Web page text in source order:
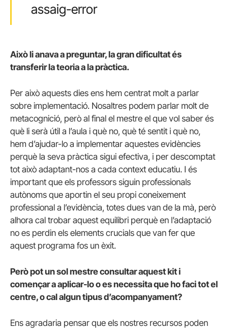
assaig-error
Això li anava a preguntar, la gran dificultat és
transferir la teoria a la pràctica.
Per això aquests dies ens hem centrat molt a parlar
sobre implementació. Nosaltres podem parlar molt de
metacognició, però al final el mestre el que vol saber és
què li serà útil a l’aula i què no, què té sentit i què no,
hem d’ajudar-lo a implementar aquestes evidències
perquè la seva pràctica sigui efectiva, i per descomptat
tot això adaptant-nos a cada context educatiu. I és
important que els professors siguin professionals
autònoms que aportin el seu propi coneixement
professional a l’evidència, totes dues van de la mà, però
alhora cal trobar aquest equilibri perquè en l’adaptació
no es perdin els elements crucials que van fer que
aquest programa fos un èxit.
Però pot un sol mestre consultar aquest kit i
començar a aplicar-lo o es necessita que ho faci tot el
centre, o cal algun tipus d’acompanyament?
Ens agradaria pensar que els nostres recursos poden